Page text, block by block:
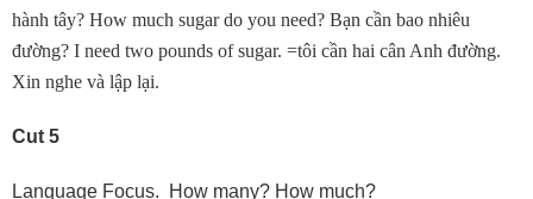
hành tây? How much sugar do you need? Bạn cần bao nhiêu
đường? I need two pounds of sugar. =tôi cần hai cân Anh đường.
Xin nghe và lập lại.
Cut 5
Language Focus. How many? How much?